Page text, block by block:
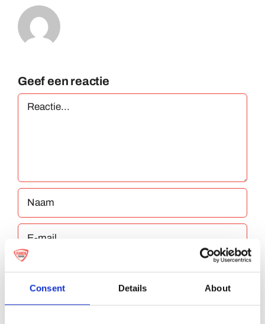
Consent Details About
Geef een reactie
Reactie